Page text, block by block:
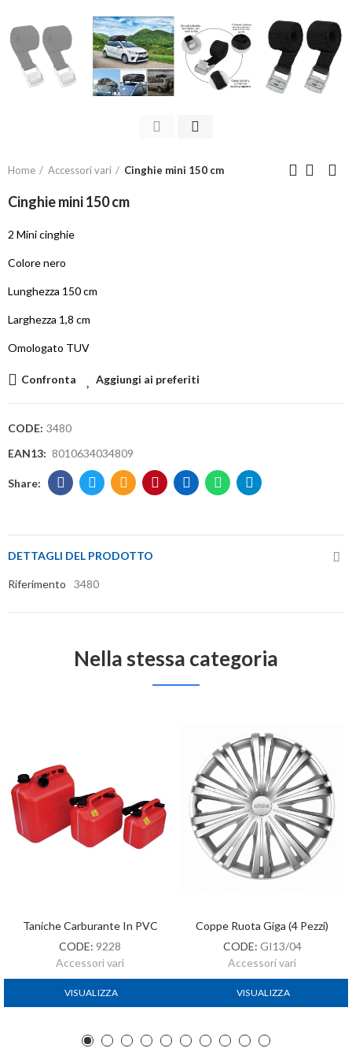
Home Accessori vari Cinghie mini 150 cm
Cinghie mini 150 cm
2 Mini cinghie
Colore nero
Lunghezza 150 cm
Larghezza 1,8 cm
Omologato TUV
Confronta Aggiungi ai preferiti
CODE: 3480
EAN13: 8010634034809
DETTAGLI DEL PRODOTTO
Riferimento 3480
Nella stessa categoria
Taniche Carburante In PVC
CODE: 9228
Accessori vari
VISUALIZZA
Coppe Ruota Giga (4 Pezzi)
CODE: GI13/04
Accessori vari
VISUALIZZA